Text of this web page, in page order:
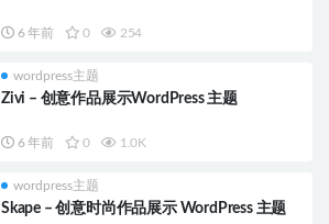
6 年前 0 254
wordpress主题
Zivi – 创意作品展示WordPress 主题
6 年前 0 1.0K
wordpress主题
Skape – 创意时尚作品展示 WordPress 主题